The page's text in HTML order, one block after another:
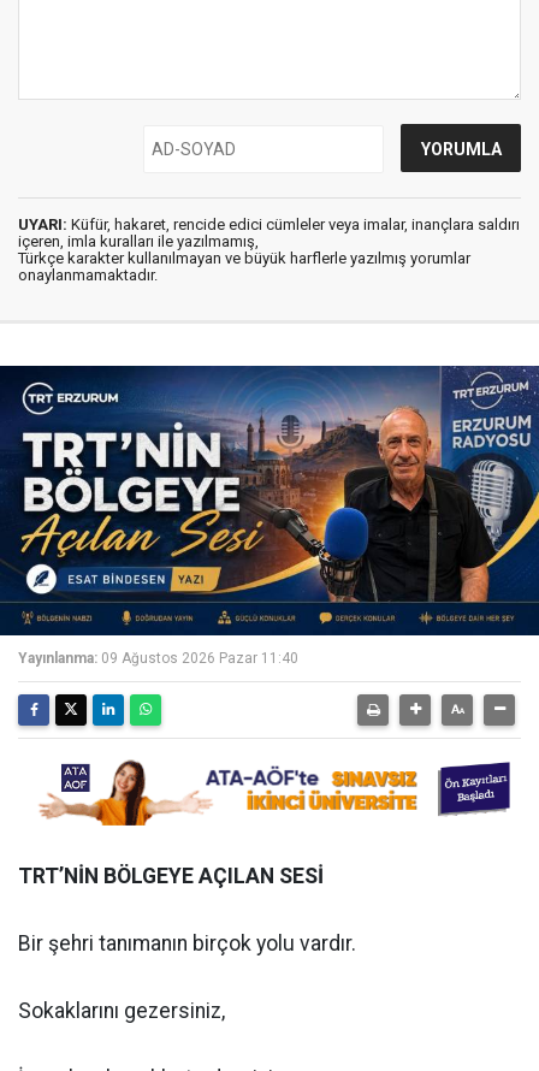
UYARI: Küfür, hakaret, rencide edici cümleler veya imalar, inançlara saldırı
içeren, imla kuralları ile yazılmamış,
Türkçe karakter kullanılmayan ve büyük harflerle yazılmış yorumlar
onaylanmamaktadır.
Yayınlanma: 09 Ağustos 2026 Pazar 11:40
TRT’NİN BÖLGEYE AÇILAN SESİ
Bir şehri tanımanın birçok yolu vardır.
Sokaklarını gezersiniz,